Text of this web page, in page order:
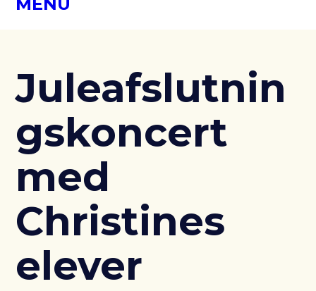
Juleafslutnin
gskoncert
med
Christines
elever